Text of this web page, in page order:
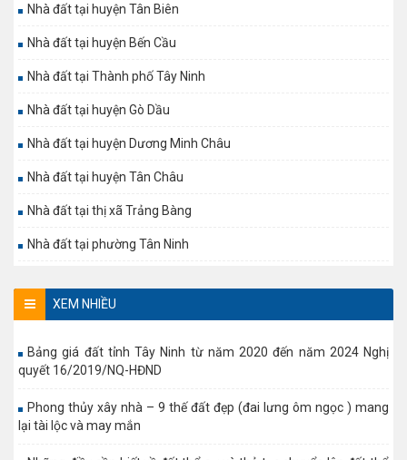
Nhà đất tại huyện Tân Biên
Nhà đất tại huyện Bến Cầu
Nhà đất tại Thành phố Tây Ninh
Nhà đất tại huyện Gò Dầu
Nhà đất tại huyện Dương Minh Châu
Nhà đất tại huyện Tân Châu
Nhà đất tại thị xã Trảng Bàng
Nhà đất tại phường Tân Ninh
XEM NHIỀU
Bảng giá đất tỉnh Tây Ninh từ năm 2020 đến năm 2024 Nghị
quyết 16/2019/NQ-HĐND
Phong thủy xây nhà – 9 thế đất đẹp (đai lưng ôm ngọc ) mang
lại tài lộc và may mắn